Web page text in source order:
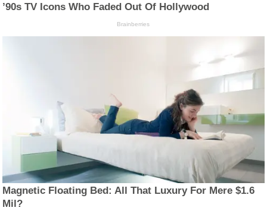
’90s TV Icons Who Faded Out Of Hollywood
Brainberries
Magnetic Floating Bed: All That Luxury For Mere $1.6
Mil?